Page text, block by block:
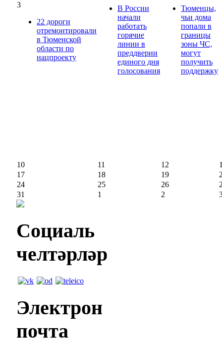
3
22 дороги
отремонтировали
в Тюменской
области по
нацпроекту
В России
начали
работать
горячие
линии в
преддверии
единого дня
голосования
Тюменцы,
чьи дома
попали в
границы
зоны ЧС,
могут
получить
поддержку
10 11 12
17
18 19
24
25 26
31
1 2
Социаль
челтәрләр
Электрон
почта